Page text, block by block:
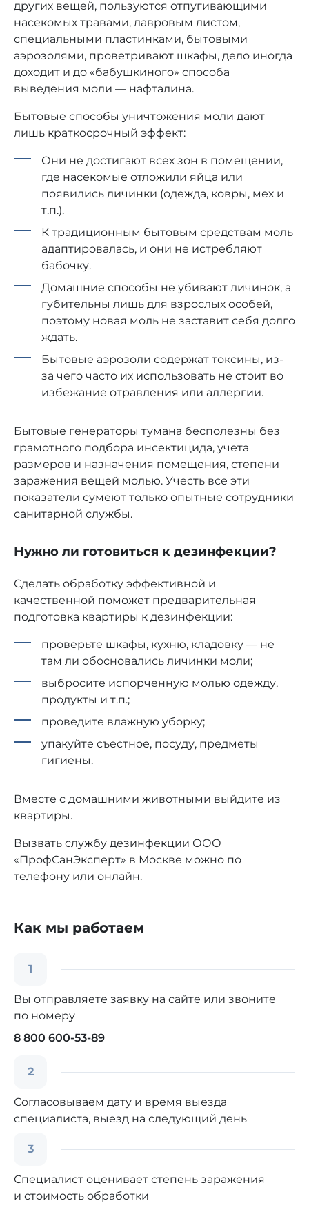
других вещей, пользуются отпугивающими
насекомых травами, лавровым листом,
специальными пластинками, бытовыми
аэрозолями, проветривают шкафы, дело иногда
доходит и до «бабушкиного» способа
выведения моли — нафталина.
Бытовые способы уничтожения моли дают
лишь краткосрочный эффект:
Они не достигают всех зон в помещении,
где насекомые отложили яйца или
появились личинки (одежда, ковры, мех и
т.п.).
К традиционным бытовым средствам моль
адаптировалась, и они не истребляют
бабочку.
Домашние способы не убивают личинок, а
губительны лишь для взрослых особей,
поэтому новая моль не заставит себя долго
ждать.
Бытовые аэрозоли содержат токсины, из-
за чего часто их использовать не стоит во
избежание отравления или аллергии.
Бытовые генераторы тумана бесполезны без
грамотного подбора инсектицида, учета
размеров и назначения помещения, степени
заражения вещей молью. Учесть все эти
показатели сумеют только опытные сотрудники
санитарной службы.
Нужно ли готовиться к дезинфекции?
Сделать обработку эффективной и
качественной поможет предварительная
подготовка квартиры к дезинфекции:
проверьте шкафы, кухню, кладовку — не
там ли обосновались личинки моли;
выбросите испорченную молью одежду,
продукты и т.п.;
проведите влажную уборку;
упакуйте съестное, посуду, предметы
гигиены.
Вместе с домашними животными выйдите из
квартиры.
Вызвать службу дезинфекции ООО
«ПрофСанЭксперт» в Москве можно по
телефону или онлайн.
Как мы работаем
1
Вы отправляете заявку на сайте или звоните
по номеру
8 800 600-53-89
2
Согласовываем дату и время выезда
специалиста, выезд на следующий день
3
Специалист оценивает степень заражения
и стоимость обработки